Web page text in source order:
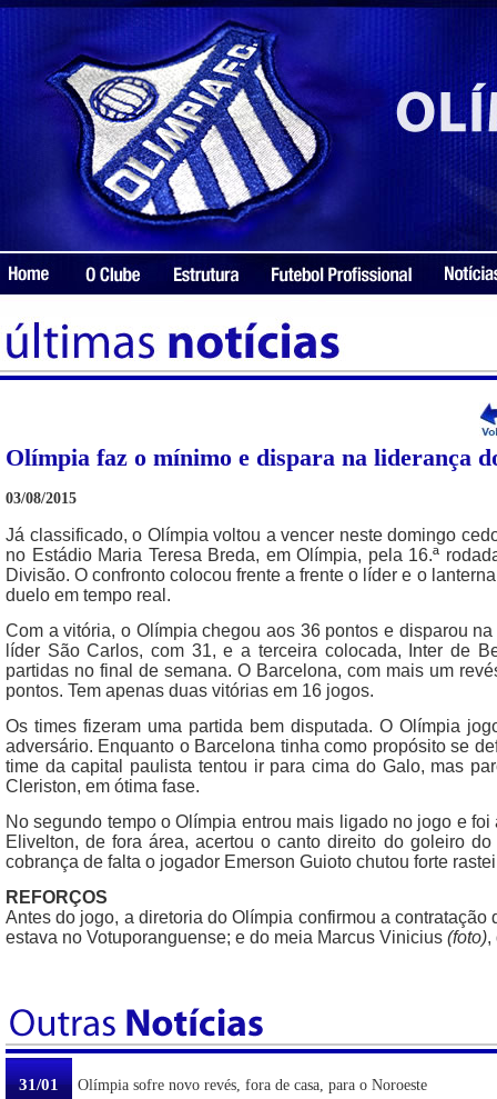
Olímpia faz o mínimo e dispara na liderança
03/08/2015
Já classificado, o Olímpia voltou a vencer neste domingo
no Estádio Maria Teresa Breda, em Olímpia, pela 16.ª
Divisão. O confronto colocou frente a frente o líder e o
duelo em tempo real.
Com a vitória, o Olímpia chegou aos 36 pontos e disparou
líder São Carlos, com 31, e a terceira colocada, Inter de
partidas no final de semana. O Barcelona, com mais um
pontos. Tem apenas duas vitórias em 16 jogos.
Os times fizeram uma partida bem disputada. O Olímpia
adversário. Enquanto o Barcelona tinha como propósito se
time da capital paulista tentou ir para cima do Galo, mas
Cleriston, em ótima fase.
No segundo tempo o Olímpia entrou mais ligado no jogo e
Elivelton, de fora área, acertou o canto direito do goleiro
cobrança de falta o jogador Emerson Guioto chutou forte
REFORÇOS
Antes do jogo, a diretoria do Olímpia confirmou a
estava no Votuporanguense; e do meia Marcus Vinicius (foto),
31/01 Olímpia sofre novo revés, fora de casa, para o Noroeste